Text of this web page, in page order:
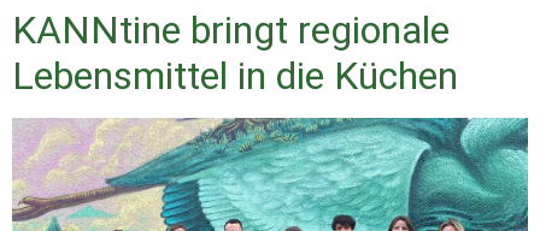
KANNtine bringt regionale
Lebensmittel in die Küchen